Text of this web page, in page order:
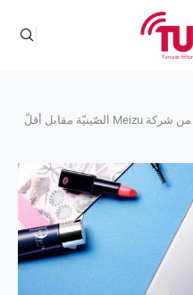
إليكم هاتف M3 الجديد راقي المواصفات من شركة Meizu الصّينيّة مقابل أقلّ